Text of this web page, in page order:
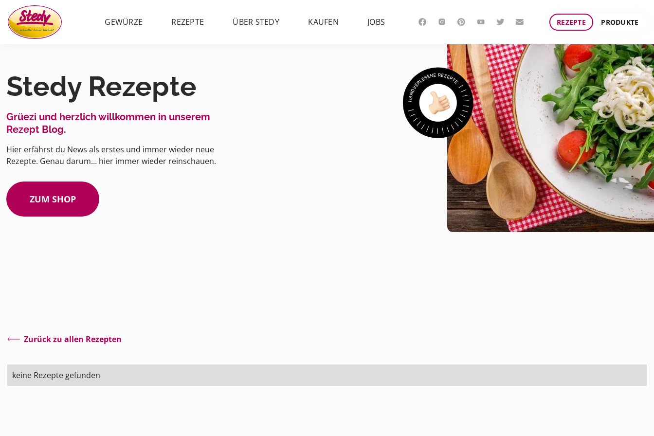
GEWÜRZE REZEPTE ÜBER STEDY KAUFEN JOBS REZEPTE PRODUKTE
Stedy Rezepte
Grüezi und herzlich willkommen in unserem
Rezept Blog.
Hier erfährst du News als erstes und immer wieder neue
Rezepte. Genau darum… hier immer wieder reinschauen.
ZUM SHOP
Zurück zu allen Rezepten
keine Rezepte gefunden